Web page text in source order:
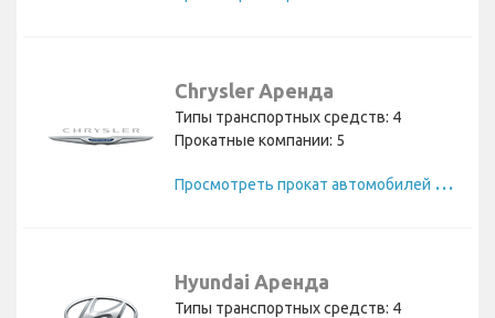
Chrysler Аренда
Типы транспортных средств: 4
Прокатные компании: 5
П
росмотреть прокат автомобилей Chrysler
Hyundai Аренда
Типы транспортных средств: 4